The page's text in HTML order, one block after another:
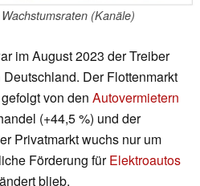
(Kanäle)
im August 2023 der Treiber
Deutschland. Der Flottenmarkt
von den Autovermietern
(+44,5 %) und der
Privatmarkt wuchs nur um
Förderung fürElektroautos
blieb.